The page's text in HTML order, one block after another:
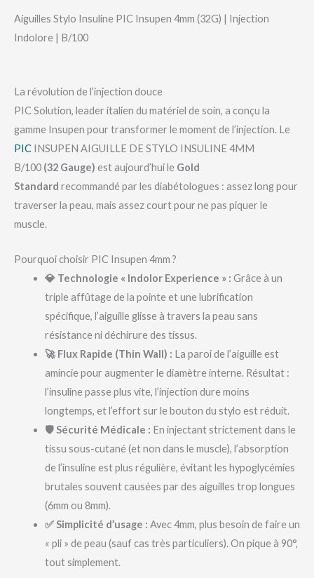
Aiguilles Stylo Insuline PIC Insupen 4mm (32G) | Injection
Indolore | B/100
La révolution de l’injection douce
PIC Solution, leader italien du matériel de soin, a conçu la
gamme Insupen pour transformer le moment de l’injection. Le
PIC INSUPEN AIGUILLE DE STYLO INSULINE 4MM
B/100 (32 Gauge) est aujourd’hui le Gold
Standard recommandé par les diabétologues : assez long pour
traverser la peau, mais assez court pour ne pas piquer le
muscle.
Pourquoi choisir PIC Insupen 4mm ?
💎 Technologie « Indolor Experience » : Grâce à un
triple affûtage de la pointe et une lubrification
spécifique, l’aiguille glisse à travers la peau sans
résistance ni déchirure des tissus.
🚀 Flux Rapide (Thin Wall) : La paroi de l’aiguille est
amincie pour augmenter le diamètre interne. Résultat :
l’insuline passe plus vite, l’injection dure moins
longtemps, et l’effort sur le bouton du stylo est réduit.
🛡️ Sécurité Médicale : En injectant strictement dans le
tissu sous-cutané (et non dans le muscle), l’absorption
de l’insuline est plus régulière, évitant les hypoglycémies
brutales souvent causées par des aiguilles trop longues
(6mm ou 8mm).
✅ Simplicité d’usage : Avec 4mm, plus besoin de faire un
« pli » de peau (sauf cas très particuliers). On pique à 90°,
tout simplement.